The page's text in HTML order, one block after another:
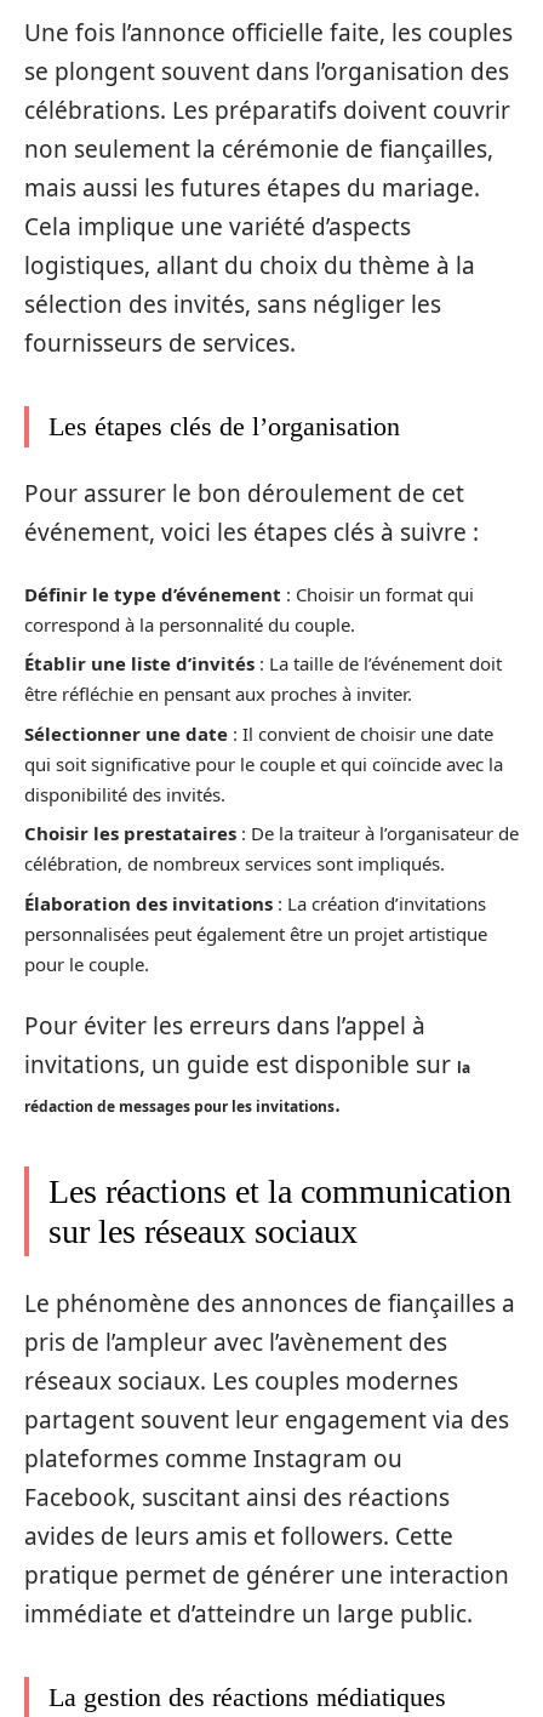
Une fois l’annonce officielle faite, les couples
se plongent souvent dans l’organisation des
célébrations. Les préparatifs doivent couvrir
non seulement la cérémonie de fiançailles,
mais aussi les futures étapes du mariage.
Cela implique une variété d’aspects
logistiques, allant du choix du thème à la
sélection des invités, sans négliger les
fournisseurs de services.
Les étapes clés de l’organisation
Pour assurer le bon déroulement de cet
événement, voici les étapes clés à suivre :
Définir le type d’événement : Choisir un format qui
correspond à la personnalité du couple.
Établir une liste d’invités : La taille de l’événement doit
être réfléchie en pensant aux proches à inviter.
Sélectionner une date : Il convient de choisir une date
qui soit significative pour le couple et qui coïncide avec la
disponibilité des invités.
Choisir les prestataires : De la traiteur à l’organisateur de
célébration, de nombreux services sont impliqués.
Élaboration des invitations : La création d’invitations
personnalisées peut également être un projet artistique
pour le couple.
Pour éviter les erreurs dans l’appel à
invitations, un guide est disponible sur la
rédaction de messages pour les invitations.
Les réactions et la communication
sur les réseaux sociaux
Le phénomène des annonces de fiançailles a
pris de l’ampleur avec l’avènement des
réseaux sociaux. Les couples modernes
partagent souvent leur engagement via des
plateformes comme Instagram ou
Facebook, suscitant ainsi des réactions
avides de leurs amis et followers. Cette
pratique permet de générer une interaction
immédiate et d’atteindre un large public.
La gestion des réactions médiatiques